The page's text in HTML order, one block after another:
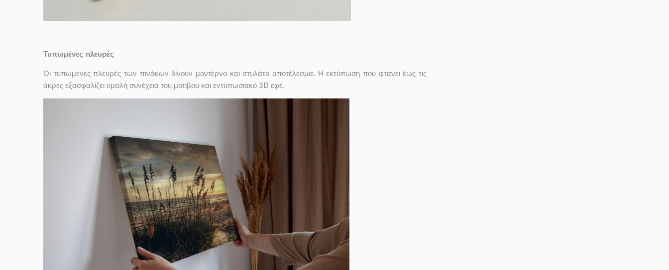
Τυπωμένες πλευρές
Οι τυπωμένες πλευρές των πινάκων δίνουν μοντέρνο και στυλάτο αποτέλεσμα. Η εκτύπωση που φτάνει έως τις
άκρες εξασφαλίζει ομαλή συνέχεια του μοτίβου και εντυπωσιακό 3D εφέ.